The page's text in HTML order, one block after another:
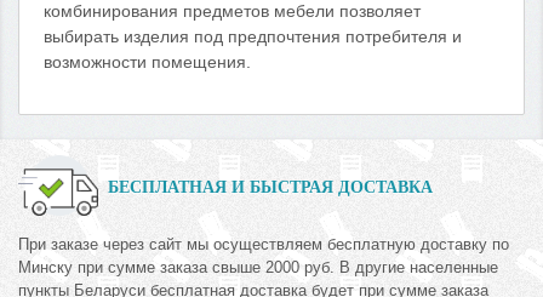
комбинирования предметов мебели позволяет
выбирать изделия под предпочтения потребителя и
возможности помещения.
БЕСПЛАТНАЯ И БЫСТРАЯ ДОСТАВКА
При заказе через сайт мы осуществляем бесплатную доставку по
Минску при сумме заказа свыше 2000 руб. В другие населенные
пункты Беларуси бесплатная доставка будет при сумме заказа